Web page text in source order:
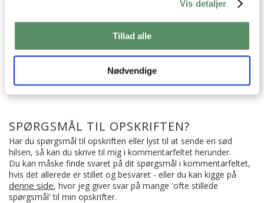
Vis detaljer
Tillad alle
Nødvendige
Mexicansk Opskrifter Chorizo Spidskommen
Cheddar
SPØRGSMÅL TIL OPSKRIFTEN?
Har du spørgsmål til opskriften eller lyst til at sende en sød
hilsen, så kan du skrive til mig i kommentarfeltet herunder.
Du kan måske finde svaret på dit spørgsmål i kommentarfeltet,
hvis det allerede er stillet og besvaret - eller du kan kigge på
denne side, hvor jeg giver svar på mange 'ofte stillede
spørgsmål' til min opskrifter.